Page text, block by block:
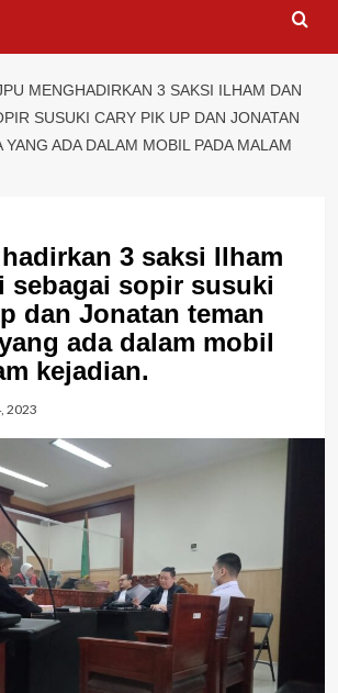
MENGHADIRKAN 3 SAKSI ILHAM DAN
SUSUKI CARY PIK UP DAN JONATAN
ADA DALAM MOBIL PADA MALAM
3 saksi Ilham
sebagai sopir susuki
dan Jonatan teman
ada dalam mobil
kejadian.
2023